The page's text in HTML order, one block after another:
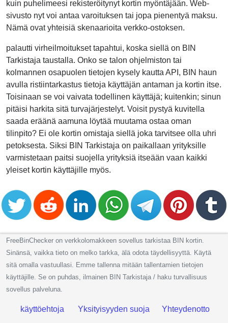
kuin puhelimeesi rekisteröitynyt kortin myöntäjään. Web-
sivusto nyt voi antaa varoituksen tai jopa pienentyä maksu.
Nämä ovat yhteisiä skenaarioita verkko-ostoksen.
palautti virheilmoitukset tapahtui, koska siellä on BIN
Tarkistaja taustalla. Onko se talon ohjelmiston tai
kolmannen osapuolen tietojen kysely kautta API, BIN haun
avulla ristiintarkastus tietoja käyttäjän antaman ja kortin itse.
Toisinaan se voi vaivata todellinen käyttäjä; kuitenkin; sinun
pitäisi harkita sitä turvajärjestelyt. Voisit pystyä kuvitella
saada eräänä aamuna löytää muutama ostaa oman
tilinpito? Ei ole kortin omistaja siellä joka tarvitsee olla uhri
petoksesta. Siksi BIN Tarkistaja on paikallaan yrityksille
varmistetaan paitsi suojella yrityksiä itseään vaan kaikki
yleiset kortin käyttäjille myös.
FreeBinChecker on verkkolomakkeen sovellus tarkistaa BIN kortin.
Sinänsä, vaikka tieto on melko tarkka, älä odota täydellisyyttä. Käytä
sitä omalla vastuullasi. Emme tallenna mitään tallentamien tietojen
käyttäjille. Se on puhdas, ilmainen BIN Tarkistaja / haku turvallisuus
sovellus palveluna.
käyttöehtoja Yksityisyyden suoja Yhteydenotto